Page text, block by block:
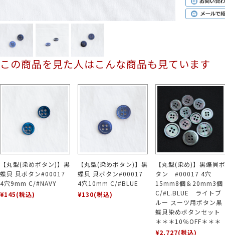
この商品を見た人はこんな商品も見ています
【丸型(染めボタン)】黒
蝶貝 貝ボタン#00017
4穴9mm C/#NAVY
¥145(税込)
【丸型(染めボタン)】黒
蝶貝 貝ボタン#00017
4穴10mm C/#BLUE
¥130(税込)
【丸型(染め)】黒蝶貝ボ
タン #00017 4穴
15mm8個＆20mm3個
C/#L.BLUE ライトブ
ルー スーツ用ボタン黒
蝶貝染めボタンセット
＊＊＊10％OFF＊＊＊
¥2,727(税込)